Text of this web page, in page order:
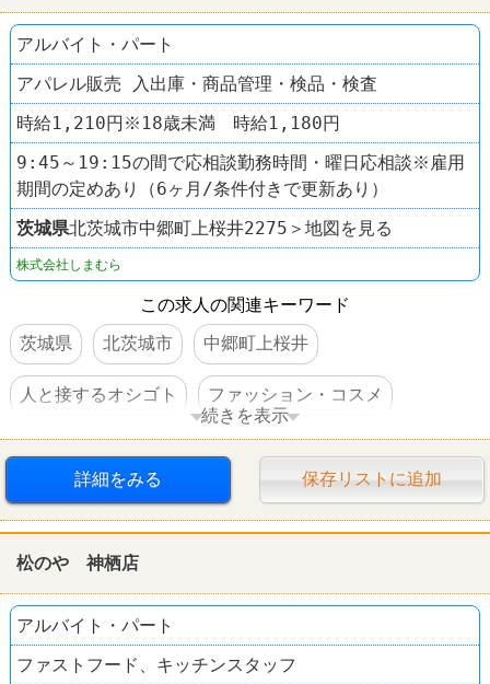
アルバイト・パート
アパレル販売 入出庫・商品管理・検品・検査
時給1,210円※18歳未満 時給1,180円
9:45～19:15の間で応相談勤務時間・曜日応相談※雇用
期間の定めあり（6ヶ月/条件付きで更新あり）
茨城県北茨城市中郷町上桜井2275＞地図を見る
株式会社しまむら
この求人の関連キーワード
茨城県
北茨城市 中郷町上桜井
人と接するオシゴト ファッション・コスメ
ファッションセンター しまむら
続きを表示
詳細をみる 保存リストに追加
松のや 神栖店
アルバイト・パート
ファストフード、キッチンスタッフ